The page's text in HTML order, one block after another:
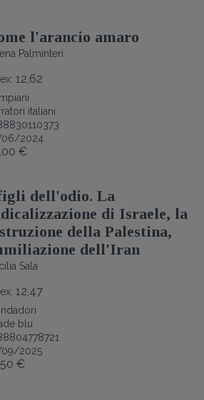
l'arancio amaro
Palminteri
12,62
italiani
06/2024
€
dell'odio. La
di Israele, la
della Palestina,
dell'Iran
Sala
12,47
blu
2025
€